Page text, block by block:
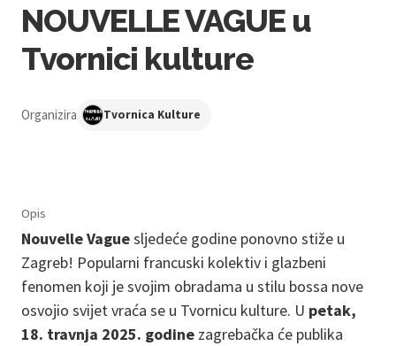
NOUVELLE VAGUE u
Tvornici kulture
Organizira Tvornica Kulture
Opis
Nouvelle Vaguesljedeće godine ponovno stiže u
Zagreb! Popularni francuski kolektiv i glazbeni
fenomen koji je svojim obradama u stilu bossa nove
osvojio svijet vraća se u Tvornicu kulture. U petak,
18. travnja 2025. godine zagrebačka će publika